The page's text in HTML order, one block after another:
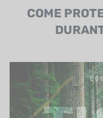
/ VIAGGIO
SPORT
COME